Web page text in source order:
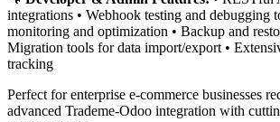
integrations • Webhook testing and debugging
monitoring and optimization • Backup and
Migration tools for data import/export •
tracking
Perfect for enterprise e-commerce businesses
advanced Trademe-Odoo integration with